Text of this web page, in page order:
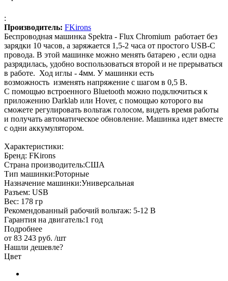
:
Производитель: FKirons
Беспроводная машинка Spektra - Flux Chromium работает без
зарядки 10 часов, а заряжается 1,5-2 часа от простого USB-C
провода. В этой машинке можно менять батарею , если одна
разрядилась, удобно воспользоваться второй и не прерываться
в работе. Ход иглы - 4мм. У машинки есть
возможность изменять напряжение с шагом в 0,5 В.
С помощью встроенного Bluetooth можно подключиться к
приложению Darklab или Hover, c помощью которого вы
сможете регулировать вольтаж голосом, видеть время работы
и получать автоматическое обновление. Машинка идет вместе
с одни аккумулятором.
Характеристики:
Бренд: FKirons
Страна производитель:США
Тип машинки:Роторные
Назначение машинки:Универсальная
Разъем: USB
Вес: 178 гр
Рекомендованный рабочий вольтаж: 5-12 В
Гарантия на двигатель:1 год
Подробнее
от 83 243 руб. /шт
Нашли дешевле?
Цвет